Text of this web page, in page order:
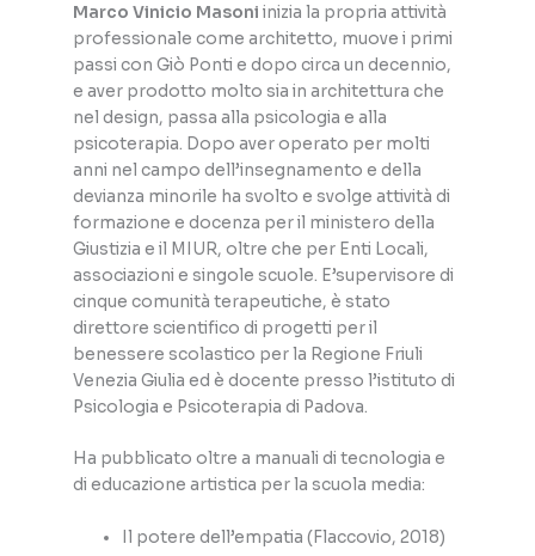
Marco Vinicio Masoni inizia la propria attività
professionale come architetto, muove i primi
passi con Giò Ponti e dopo circa un decennio,
e aver prodotto molto sia in architettura che
nel design, passa alla psicologia e alla
psicoterapia. Dopo aver operato per molti
anni nel campo dell’insegnamento e della
devianza minorile ha svolto e svolge attività di
formazione e docenza per il ministero della
Giustizia e il MIUR, oltre che per Enti Locali,
associazioni e singole scuole. E’supervisore di
cinque comunità terapeutiche, è stato
direttore scientifico di progetti per il
benessere scolastico per la Regione Friuli
Venezia Giulia ed è docente presso l’istituto di
Psicologia e Psicoterapia di Padova.
Ha pubblicato oltre a manuali di tecnologia e
di educazione artistica per la scuola media:
Il potere dell’empatia (Flaccovio, 2018)